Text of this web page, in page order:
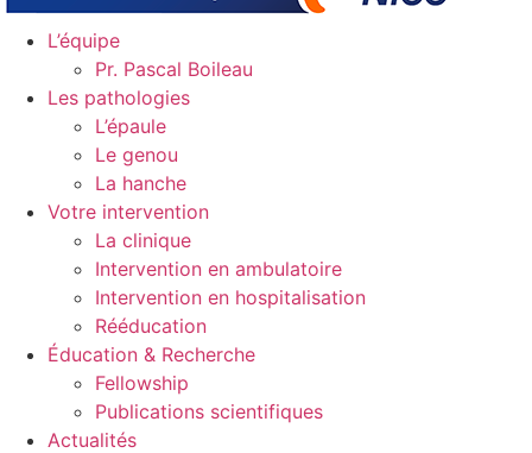
L’équipe
Pr. Pascal Boileau
Les pathologies
L’épaule
Le genou
La hanche
Votre intervention
La clinique
Intervention en ambulatoire
Intervention en hospitalisation
Rééducation
Éducation & Recherche
Fellowship
Publications scientifiques
Actualités